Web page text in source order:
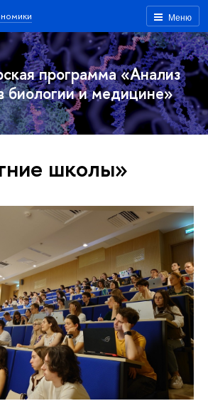
Меню
программа «Анализ
биологии и медицине»
школы»